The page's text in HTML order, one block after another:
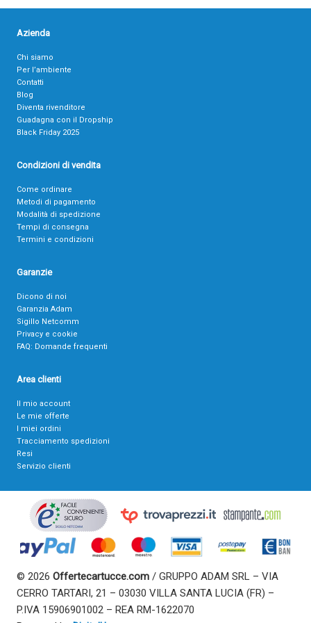
Azienda
Chi siamo
Per l’ambiente
Contatti
Blog
Diventa rivenditore
Guadagna con il Dropship
Black Friday 2025
Condizioni di vendita
Come ordinare
Metodi di pagamento
Modalità di spedizione
Tempi di consegna
Termini e condizioni
Garanzie
Dicono di noi
Garanzia Adam
Sigillo Netcomm
Privacy e cookie
FAQ: Domande frequenti
Area clienti
Il mio account
Le mie offerte
I miei ordini
Tracciamento spedizioni
Resi
Servizio clienti
© 2026 Offertecartucce.com / GRUPPO ADAM SRL – VIA
CERRO TARTARI, 21 – 03030 VILLA SANTA LUCIA (FR) –
P.IVA 15906901002 – REA RM-1622070